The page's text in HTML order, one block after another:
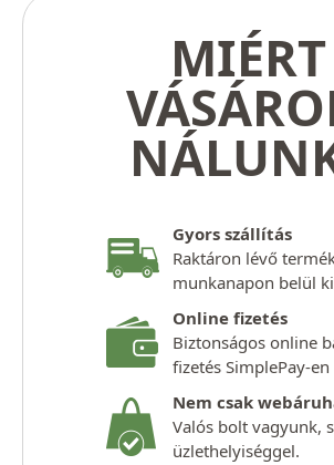
MIÉRT
Gyors szállítás
Raktáron lévő
munkanapon belül
Online fizetés
Biztonságos online
fizetés SimplePay-
Nem csak
Valós bolt vagyunk,
üzlethelyiséggel.